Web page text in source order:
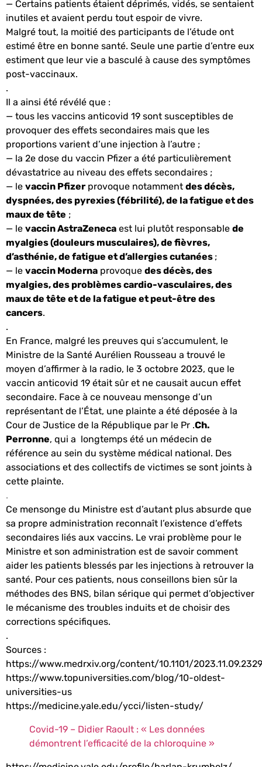
— Certains patients étaient déprimés, vidés, se sentaient
inutiles et avaient perdu tout espoir de vivre.
Malgré tout, la moitié des participants de l’étude ont
estimé être en bonne santé. Seule une partie d’entre eux
estiment que leur vie a basculé à cause des symptômes
post-vaccinaux.
.
Il a ainsi été révélé que :
— tous les vaccins anticovid 19 sont susceptibles de
provoquer des effets secondaires mais que les
proportions varient d’une injection à l’autre ;
— la 2e dose du vaccin Pfizer a été particulièrement
dévastatrice au niveau des effets secondaires ;
— le vaccin Pfizer provoque notamment des décès,
dyspnées, des pyrexies (fébrilité), de la fatigue et des
maux de tête ;
— le vaccin AstraZeneca est lui plutôt responsable de
myalgies (douleurs musculaires), de fièvres,
d’asthénie, de fatigue et d’allergies cutanées ;
— le vaccin Moderna provoque des décès, des
myalgies, des problèmes cardio-vasculaires, des
maux de tête et de la fatigue et peut-être des
cancers.
.
En France, malgré les preuves qui s’accumulent, le
Ministre de la Santé Aurélien Rousseau a trouvé le
moyen d’affirmer à la radio, le 3 octobre 2023, que le
vaccin anticovid 19 était sûr et ne causait aucun effet
secondaire. Face à ce nouveau mensonge d’un
représentant de l’État, une plainte a été déposée à la
Cour de Justice de la République par le Pr .Ch.
Perronne, qui a longtemps été un médecin de
référence au sein du système médical national. Des
associations et des collectifs de victimes se sont joints à
cette plainte.
.
Ce mensonge du Ministre est d’autant plus absurde que
sa propre administration reconnaît l’existence d’effets
secondaires liés aux vaccins. Le vrai problème pour le
Ministre et son administration est de savoir comment
aider les patients blessés par les injections à retrouver la
santé. Pour ces patients, nous conseillons bien sûr la
méthodes des BNS, bilan sérique qui permet d’objectiver
le mécanisme des troubles induits et de choisir des
corrections spécifiques.
.
Sources :
https://www.medrxiv.org/content/10.1101/
https://www.topuniversities.com/blog/10-oldest-
universities-us
https://medicine.yale.edu/ycci/listen-study/
Covid-19 – Didier Raoult : « Les données
démontrent l’efficacité de la chloroquine »